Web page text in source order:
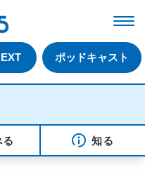
ポッドキャスト
知る